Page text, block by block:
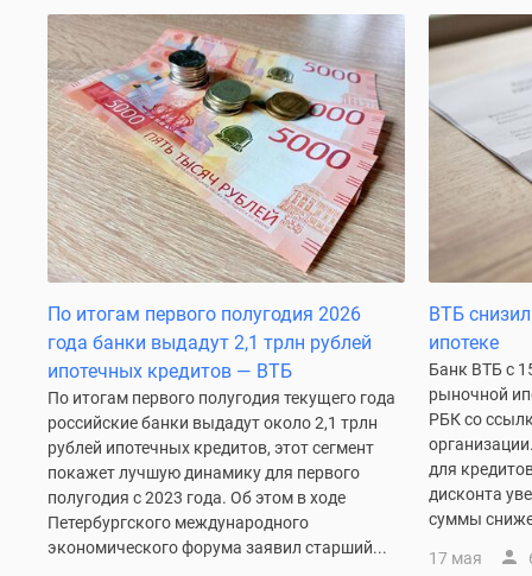
ипотека
Военная
ипотека
программы
Медиа
Новости
недвижимости
Мнение
эксперта
Аналитика
Покупателю
Экспертиза
новостроек
Эксперты
авторы
Контакты
Реклама
По итогам первого полугодия 2026
года банки выдадут 2,1 трлн рублей
ипотечных кредитов — ВТБ
По итогам первого полугодия текущего года
российские банки выдадут около 2,1 трлн
рублей ипотечных кредитов, этот сегмент
покажет лучшую динамику для первого
полугодия с 2023 года. Об этом в ходе
Петербургского международного
экономического форума заявил старший...
ВТБ
ипотеке
Банк ВТБ с
рыночной
РБК со
для
дисконта
суммы
17 мая